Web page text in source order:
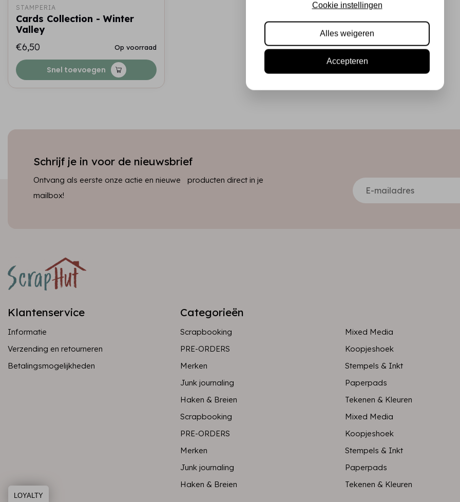
STAMPERIA
Cards Collection - Winter
Valley
€6,50
Op voorraad
Snel toevoegen
Schrijf je in voor de nieuwsbrief
Ontvang als eerste onze actie en nieuwe producten direct in je
mailbox!
Klantenservice
Informatie
Verzending en retourneren
Betalingsmogelijkheden
Categorieën
Scrapbooking
Mixed Media
PRE-ORDERS
Koopjeshoek
Merken
Stempels & Inkt
Junk journaling
Paperpads
Haken & Breien
Tekenen & Kleuren
Scrapbooking
Mixed Media
PRE-ORDERS
Koopjeshoek
Merken
Stempels & Inkt
Junk journaling
Paperpads
Haken & Breien
Tekenen & Kleuren
Cookie instellingen
Alles weigeren
Accepteren
LOYALTY